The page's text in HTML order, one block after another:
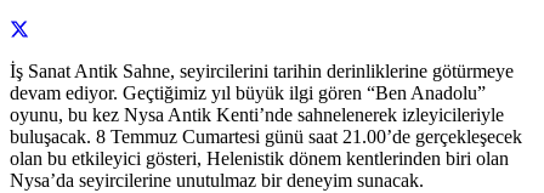
İş Sanat Antik Sahne, seyircilerini tarihin derinliklerine götürmeye
devam ediyor. Geçtiğimiz yıl büyük ilgi gören “Ben Anadolu”
oyunu, bu kez Nysa Antik Kenti’nde sahnelenerek izleyicileriyle
buluşacak. 8 Temmuz Cumartesi günü saat 21.00’de gerçekleşecek
olan bu etkileyici gösteri, Helenistik dönem kentlerinden biri olan
Nysa’da seyircilerine unutulmaz bir deneyim sunacak.